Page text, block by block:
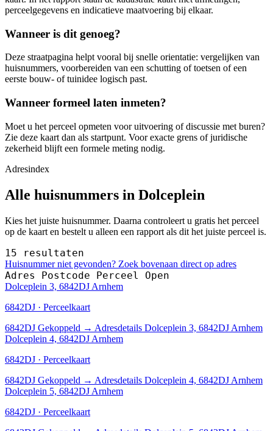
perceelgegevens en indicatieve maatvoering bij elkaar.
Wanneer is dit genoeg?
Deze straatpagina helpt vooral bij snelle orientatie: vergelijken van
huisnummers, voorbereiden van een schutting of toetsen of een
eerste bouw- of tuinidee logisch past.
Wanneer formeel laten inmeten?
Moet u het perceel opmeten voor uitvoering of discussie met buren?
Zie deze kaart dan als startpunt. Voor exacte grens of juridische
zekerheid blijft een formele meting nodig.
Adresindex
Alle huisnummers in Dolceplein
Kies het juiste huisnummer. Daarna controleert u gratis het perceel
op de kaart en bestelt u alleen een rapport als dit het juiste perceel is.
15 resultaten
Huisnummer niet gevonden? Zoek bovenaan direct op adres
Adres Postcode Perceel Open
Dolceplein 3, 6842DJ Arnhem
6842DJ · Perceelkaart
6842DJ Gekoppeld → Adresdetails Dolceplein 3, 6842DJ Arnhem
Dolceplein 4, 6842DJ Arnhem
6842DJ · Perceelkaart
6842DJ Gekoppeld → Adresdetails Dolceplein 4, 6842DJ Arnhem
Dolceplein 5, 6842DJ Arnhem
6842DJ · Perceelkaart